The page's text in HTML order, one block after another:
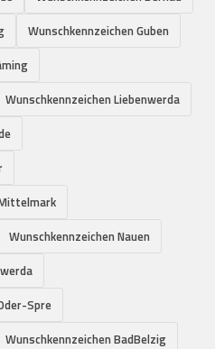
Wunschkennzeichen Guben
Wunschkennzeichen Liebenwerda
Wunschkennzeichen Nauen
Spre
Wunschkennzeichen BadBelzig